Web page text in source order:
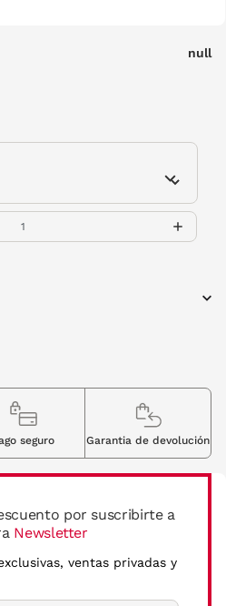
null
por suscribirte a
Newsletter
ventas privadas y
seguro Garantia de devolución